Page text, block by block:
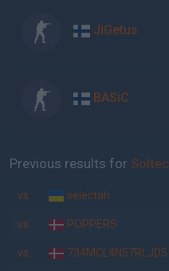
JiGetus
BASiC
Previous results for Soltec
vs. selectah
vs. POPPERS
vs. 734MCL4N57RLJD5